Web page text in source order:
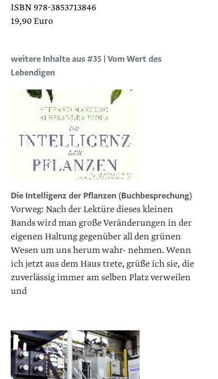
ISBN 978-3853713846
19,90 Euro
weitere Inhalte aus #35 | Vom Wert des
Lebendigen
Die Intelligenz der Pflanzen (Buchbesprechung)
Vorweg: Nach der Lektüre dieses kleinen
Bands wird man große Veränderungen in der
eigenen Haltung gegenüber all den grünen
Wesen um uns herum wahr- nehmen. Wenn
ich jetzt aus dem Haus trete, grüße ich sie, die
zuverlässig immer am selben Platz verweilen
und